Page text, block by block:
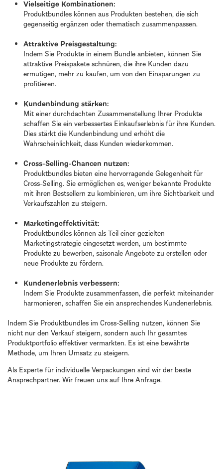
Vielseitige Kombinationen:
Produktbundles können aus Produkten bestehen, die sich
gegenseitig ergänzen oder thematisch zusammenpassen.
Attraktive Preisgestaltung:
Indem Sie Produkte in einem Bundle anbieten, können Sie
attraktive Preispakete schnüren, die ihre Kunden dazu
ermutigen, mehr zu kaufen, um von den Einsparungen zu
profitieren.
Kundenbindung stärken:
Mit einer durchdachten Zusammenstellung Ihrer Produkte
schaffen Sie ein verbessertes Einkaufserlebnis für ihre Kunden.
Dies stärkt die Kundenbindung und erhöht die
Wahrscheinlichkeit, dass Kunden wiederkommen.
Cross-Selling-Chancen nutzen:
Produktbundles bieten eine hervorragende Gelegenheit für
Cross-Selling. Sie ermöglichen es, weniger bekannte Produkte
mit ihren Bestsellern zu kombinieren, um ihre Sichtbarkeit und
Verkaufszahlen zu steigern.
Marketingeffektivität:
Produktbundles können als Teil einer gezielten
Marketingstrategie eingesetzt werden, um bestimmte
Produkte zu bewerben, saisonale Angebote zu erstellen oder
neue Produkte zu fördern.
Kundenerlebnis verbessern:
Indem Sie Produkte zusammenfassen, die perfekt miteinander
harmonieren, schaffen Sie ein ansprechendes Kundenerlebnis.
Indem Sie Produktbundles im Cross-Selling nutzen, können Sie
nicht nur den Verkauf steigern, sondern auch Ihr gesamtes
Produktportfolio effektiver vermarkten. Es ist eine bewährte
Methode, um Ihren Umsatz zu steigern.
Als Experte für individuelle Verpackungen sind wir der beste
Ansprechpartner. Wir freuen uns auf Ihre Anfrage.